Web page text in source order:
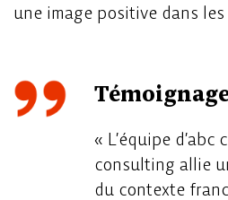
une image positive dans
« L’équipe
consulting allie
du contexte